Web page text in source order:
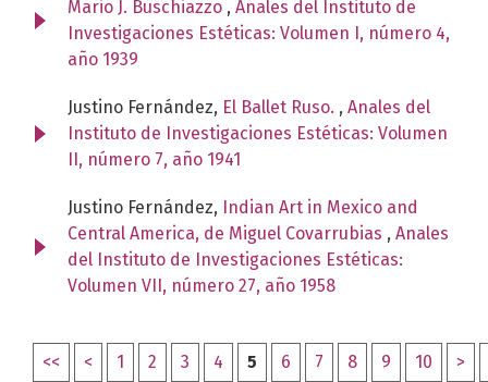
Mario J. Buschiazzo , Anales del Instituto de
Investigaciones Estéticas: Volumen I, número 4,
año 1939
Justino Fernández, El Ballet Ruso. , Anales del
Instituto de Investigaciones Estéticas: Volumen
II, número 7, año 1941
Justino Fernández, Indian Art in Mexico and
Central America, de Miguel Covarrubias , Anales
del Instituto de Investigaciones Estéticas:
Volumen VII, número 27, año 1958
<< < 1 2 3 4 5 6 7 8 9 10 >